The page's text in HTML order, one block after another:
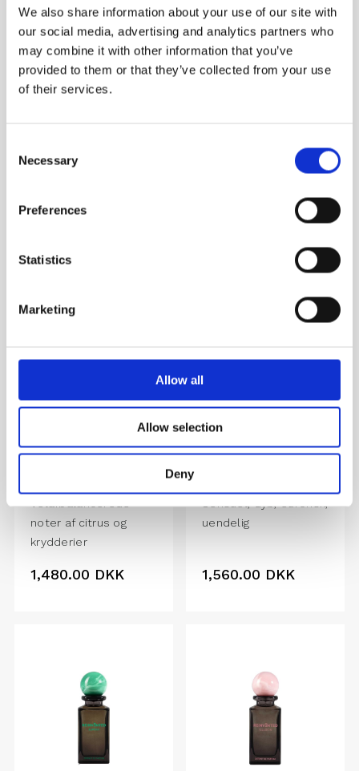
We also share information about your use of our site with
our social media, advertising and analytics partners who
may combine it with other information that you’ve
provided to them or that they’ve collected from your use
of their services.
Selection
Necessary
Preferences
Statistics
Marketing
Allow all
Allow selection
Deny
1,560.00
hypnotisk samspil
DKK
Velafbalancerede
noter af citrus og
krydderier
1,480.00 DKK
Sensuel, dyb, euforisk,
uendelig
1,560.00 DKK